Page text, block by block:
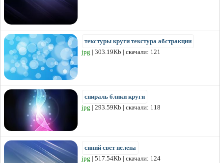
текстуры круги текстура абстракции
jpg | 303.19Kb | скачали: 121
спираль блики круги
jpg | 293.59Kb | скачали: 118
синий свет пелена
jpg | 517.54Kb | скачали: 124